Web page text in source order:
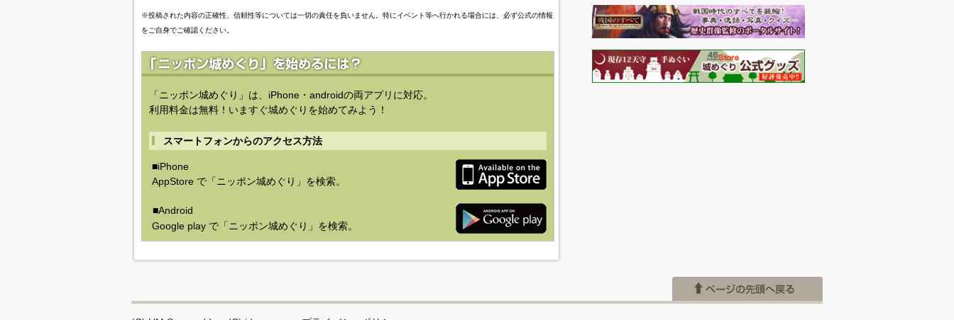
※投稿された内容の正確性、信頼性等については一切の責任を負いません。特にイベント等へ行かれる場合には、必ず公式の情報
をご自身でご確認ください。
「ニッポン城めぐり」は、iPhone・androidの両アプリに対応。
利用料金は無料！いますぐ城めぐりを始めてみよう！
スマートフォンからのアクセス方法
■iPhone
AppStore で「ニッポン城めぐり」を検索。
■Android
Google play で「ニッポン城めぐり」を検索。